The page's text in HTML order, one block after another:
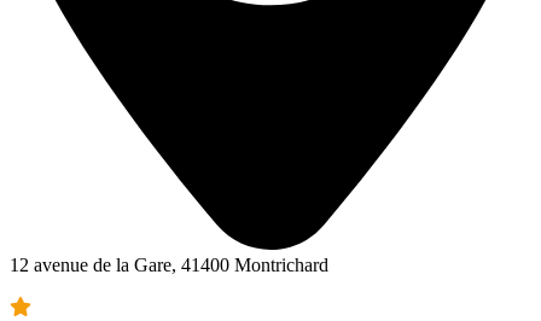
12 avenue de la Gare, 41400 Montrichard